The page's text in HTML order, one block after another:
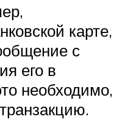
карте,
с
его в
необходимо,